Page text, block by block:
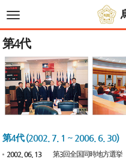
전
메
뉴
第4代
第4代 (2002. 7. 1 ~ 2006. 6. 30)
2002. 06. 13
第3回全国同時地方選挙